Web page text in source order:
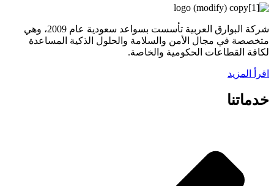
شركة البوارق العربية تأسست بسواعد سعودية عام 2009، وهي
متخصصة في مجال الأمن والسلامة والحلول الذكية المساعدة
لكافة القطاعات الحكومية والخاصة.
اقرأ المزيد
خدماتنا